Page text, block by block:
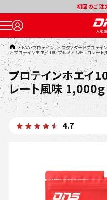
初回のご注
TOP
>EAA・プロテイン > スタンダードプロテイ
>プロテインホエイ100 プレミアムチョコレー
プロテインホエイ
レート風味 1,000g
4.7